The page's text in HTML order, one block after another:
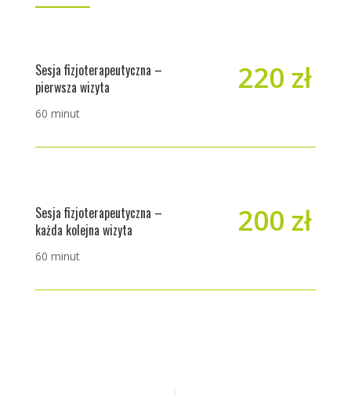
Sesja fizjoterapeutyczna –
pierwsza wizyta
60 minut
220 zł
Sesja fizjoterapeutyczna –
każda kolejna wizyta
60 minut
200 zł